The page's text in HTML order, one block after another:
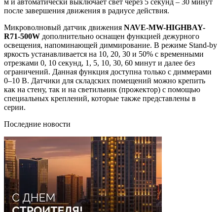
после завершения движения в радиусе действия.
Микроволновый датчик движения NAVE-MW-HIGHBAY-
R71-500W дополнительно оснащен функцией дежурного
освещения, напоминающей диммирование. В режиме Stand-by
яркость устанавливается на 10, 20, 30 и 50% с временными
отрезками 0, 10 секунд, 1, 5, 10, 30, 60 минут и далее без
ограничений. Данная функция доступна только с диммерами
0–10 В. Датчики для складских помещений можно крепить
как на стену, так и на светильник (прожектор) с помощью
специальных креплений, которые также представлены в
серии.
Последние новости